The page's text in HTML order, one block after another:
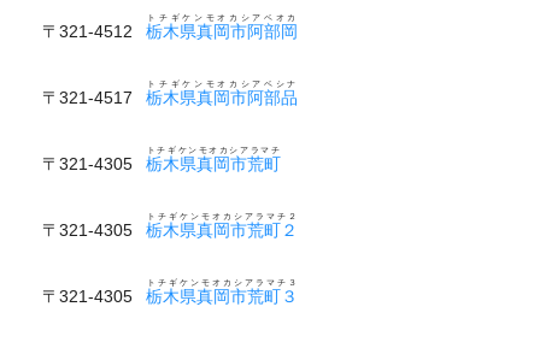
〒321-4512 栃木県真岡市阿部岡
トチギケンモオカシアベオカ
〒321-4517 栃木県真岡市阿部品
トチギケンモオカシアベシナ
〒321-4305 栃木県真岡市荒町
トチギケンモオカシアラマチ
〒321-4305 栃木県真岡市荒町２
トチギケンモオカシアラマチ２
〒321-4305 栃木県真岡市荒町３
トチギケンモオカシアラマチ３